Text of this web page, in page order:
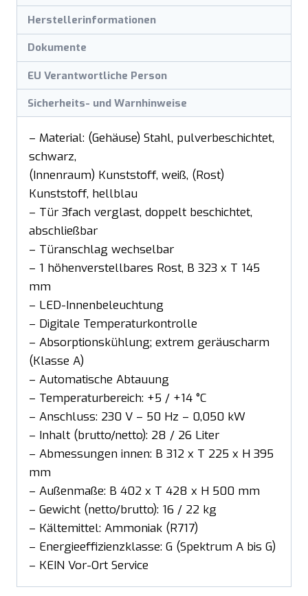
Herstellerinformationen
Dokumente
EU Verantwortliche Person
Sicherheits- und Warnhinweise
– Material: (Gehäuse) Stahl, pulverbeschichtet,
schwarz,
(Innenraum) Kunststoff, weiß, (Rost)
Kunststoff, hellblau
– Tür 3fach verglast, doppelt beschichtet,
abschließbar
– Türanschlag wechselbar
– 1 höhenverstellbares Rost, B 323 x T 145
mm
– LED-Innenbeleuchtung
– Digitale Temperaturkontrolle
– Absorptionskühlung; extrem geräuscharm
(Klasse A)
– Automatische Abtauung
– Temperaturbereich: +5 / +14 °C
– Anschluss: 230 V – 50 Hz – 0,050 kW
– Inhalt (brutto/netto): 28 / 26 Liter
– Abmessungen innen: B 312 x T 225 x H 395
mm
– Außenmaße: B 402 x T 428 x H 500 mm
– Gewicht (netto/brutto): 16 / 22 kg
– Kältemittel: Ammoniak (R717)
– Energieeffizienzklasse: G (Spektrum A bis G)
– KEIN Vor-Ort Service